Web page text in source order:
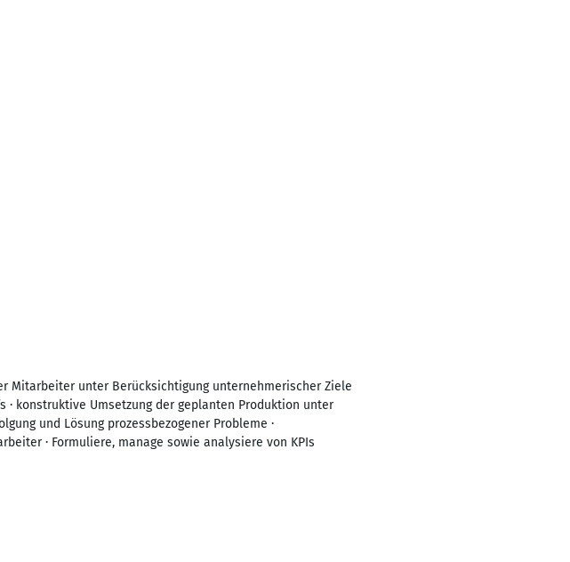
Mitarbeiter unter Berücksichtigung unternehmerischer Ziele
konstruktive Umsetzung der geplanten Produktion unter
und Lösung prozessbezogener Probleme ·
· Formuliere, manage sowie analysiere von KPIs